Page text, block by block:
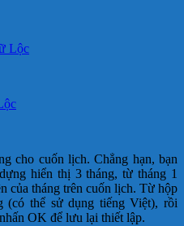
cho cuốn lịch. Chẳng hạn, bạn
hiển thị 3 tháng, từ tháng 1
của tháng trên cuốn lịch. Từ hộp
(có thể sử dụng tiếng Việt), rồi
OK để lưu lại thiết lập.